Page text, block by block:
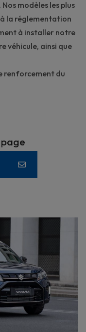
Nos modèles les plus
la réglementation
à installer notre
véhicule, ainsi que
renforcement du